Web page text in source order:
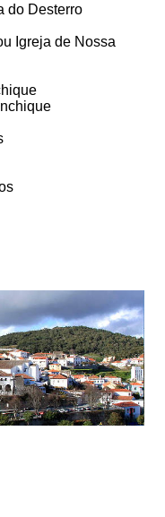
do Desterro
Igreja de Nossa